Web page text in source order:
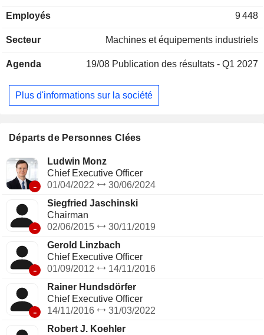
emballages ; Solutions technologiques combinant les
autres. Heidelberg a des segments à présenter tels que
machines ; Heidelberg Services, qui comprend les services,
liées aux équipements de seconde main, et Heidelberg
Financial Services, qui comprend les activités liées au
d'activité : Sheetfed Business Area, qui comprend les
autres ; Consumables and Computer-to-plate (CTP) pour les
consommables et l'équipement prépresse, et Service and
Service Parts, qui fournit des pièces de rechange.
Employés 9 448
Secteur Machines et équipements industriels
Agenda 19/08 Publication des résultats - Q1 2027
Plus d'informations sur la société
Départs de Personnes Clées
-
Ludwin Monz
Chief Executive Officer
01/04/2022
30/06/2024
-
Siegfried Jaschinski
Chairman
02/06/2015
30/11/2019
-
Gerold Linzbach
Chief Executive Officer
01/09/2012
14/11/2016
-
Rainer Hundsdörfer
Chief Executive Officer
14/11/2016
31/03/2022
Robert J. Koehler